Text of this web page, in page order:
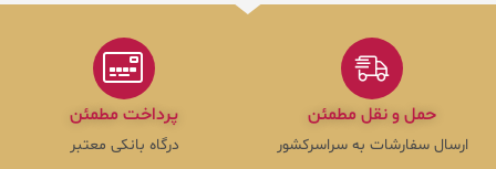
حمل و نقل مطمئن
ارسال سفارشات به سراسرکشور
پرداخت مطمئن
درگاه بانکی معتبر